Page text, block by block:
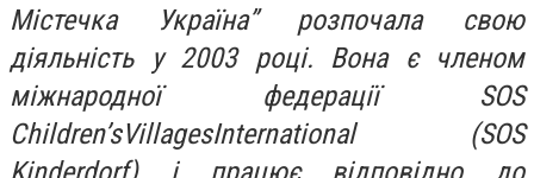
Містечка Україна” розпочала свою
діяльність у 2003 році. Вона є членом
міжнародної федерації SOS
Children’sVillagesInternational (SOS